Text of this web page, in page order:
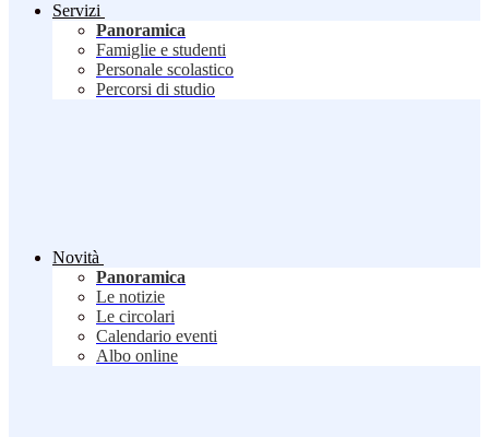
Servizi
Panoramica
Famiglie e studenti
Personale scolastico
Percorsi di studio
Novità
Panoramica
Le notizie
Le circolari
Calendario eventi
Albo online